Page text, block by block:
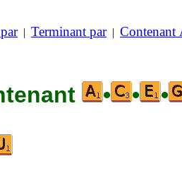
| Terminant par| Contenant
• • •